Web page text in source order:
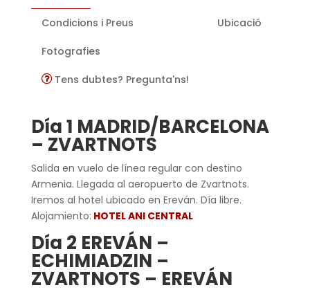
Condicions i Preus Ubicació
Fotografies
Tens dubtes? Pregunta'ns!
Día 1 MADRID/BARCELONA
– ZVARTNOTS
Salida en vuelo de línea regular con destino
Armenia. Llegada al aeropuerto de Zvartnots.
Iremos al hotel ubicado en Ereván. Día libre.
Alojamiento: HOTEL ANI CENTRAL
Día 2 EREVÁN –
ECHIMIADZIN –
ZVARTNOTS – EREVÁN